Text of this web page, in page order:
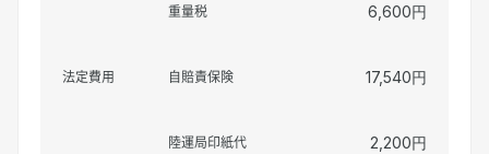
法定費用
重量税 6,600円
自賠責保険 17,540円
陸運局印紙代 2,200円